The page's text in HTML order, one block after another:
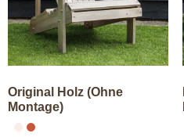
Original Holz (Ohne
Montage)